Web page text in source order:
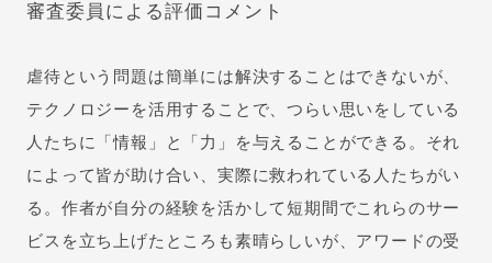
審査委員による評価コメント
虐待という問題は簡単には解決することはできないが、
テクノロジーを活用することで、つらい思いをしている
人たちに「情報」と「力」を与えることができる。それ
によって皆が助け合い、実際に救われている人たちがい
る。作者が自分の経験を活かして短期間でこれらのサー
ビスを立ち上げたところも素晴らしいが、アワードの受